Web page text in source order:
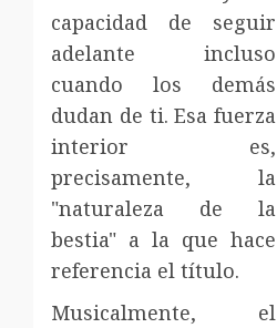
capacidad de seguir
adelante incluso
cuando los demás
dudan de ti. Esa fuerza
interior es,
precisamente, la
"naturaleza de la
bestia" a la que hace
referencia el título.
Musicalmente, el